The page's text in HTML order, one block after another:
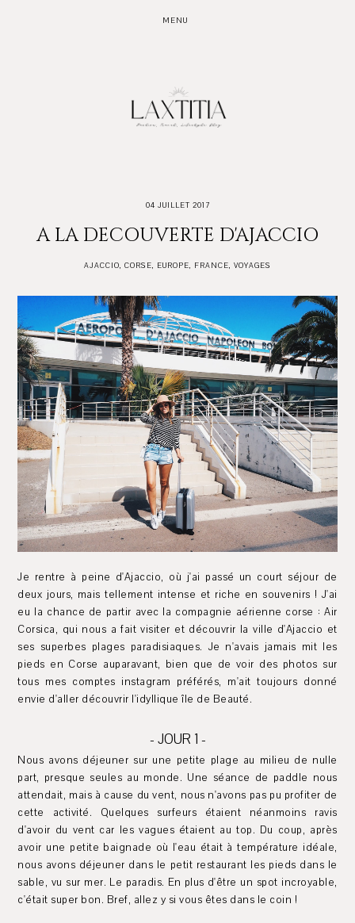
MENU
04 JUILLET 2017
A LA DECOUVERTE D'AJACCIO
AJACCIO, CORSE, EUROPE, FRANCE, VOYAGES
Je rentre à peine d'Ajaccio, où j'ai passé un court séjour de
deux jours, mais tellement intense et riche en souvenirs ! J'ai
eu la chance de partir avec la compagnie aérienne corse : Air
Corsica, qui nous a fait visiter et découvrir la ville d'Ajaccio et
ses superbes plages paradisiaques. Je n'avais jamais mit les
pieds en Corse auparavant, bien que de voir des photos sur
tous mes comptes instagram préférés, m'ait toujours donné
envie d'aller découvrir l'idyllique île de Beauté.
- JOUR 1 -
Nous avons déjeuner sur une petite plage au milieu de nulle
part, presque seules au monde. Une séance de paddle nous
attendait, mais à cause du vent, nous n'avons pas pu profiter de
cette activité. Quelques surfeurs étaient néanmoins ravis
d'avoir du vent car les vagues étaient au top. Du coup, après
avoir une petite baignade où l'eau était à température idéale,
nous avons déjeuner dans le petit restaurant les pieds dans le
sable, vu sur mer. Le paradis. En plus d'être un spot incroyable,
c'était super bon. Bref, allez y si vous êtes dans le coin !